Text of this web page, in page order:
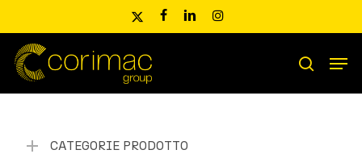
main
content
x-
facebooklinkedininstagram
Ricerca
prodotti
search
CATEGORIE PRODOTTO